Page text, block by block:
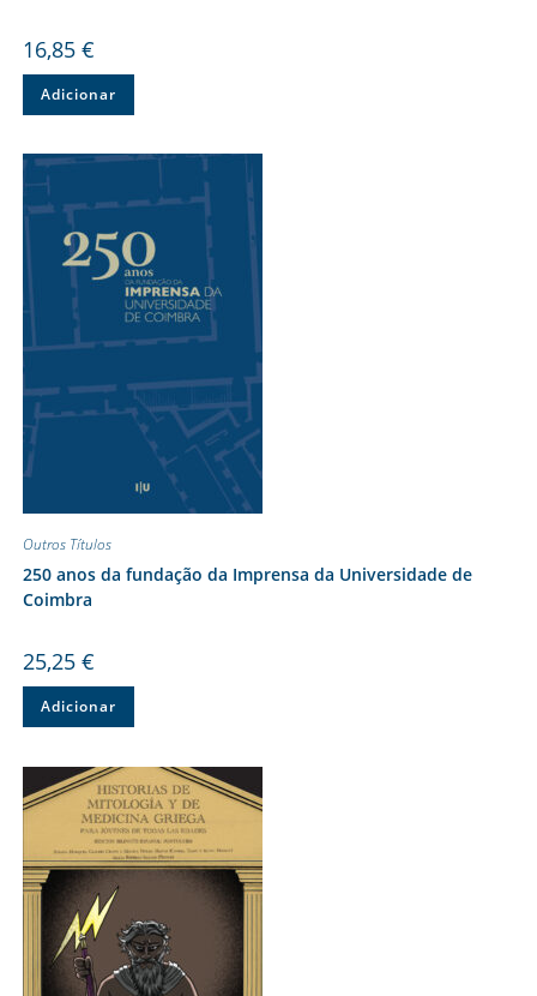
16,85 €
Adicionar
Outros Títulos
250 anos da fundação da Imprensa da Universidade de
Coimbra
25,25 €
Adicionar